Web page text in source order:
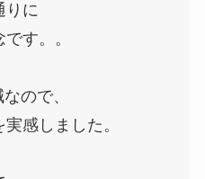
りに
す。。
ので、
感しました。